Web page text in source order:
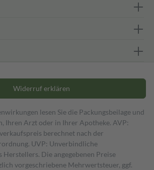
Widerruf erklären
lesen Sie die Packungsbeilage und
Ihren Arzt oder in Ihrer Apotheke. AVP:
berechnet nach der
UVP: Unverbindliche
Herstellers. Die angegebenen Preise
vorgeschriebene Mehrwertsteuer, ggf.